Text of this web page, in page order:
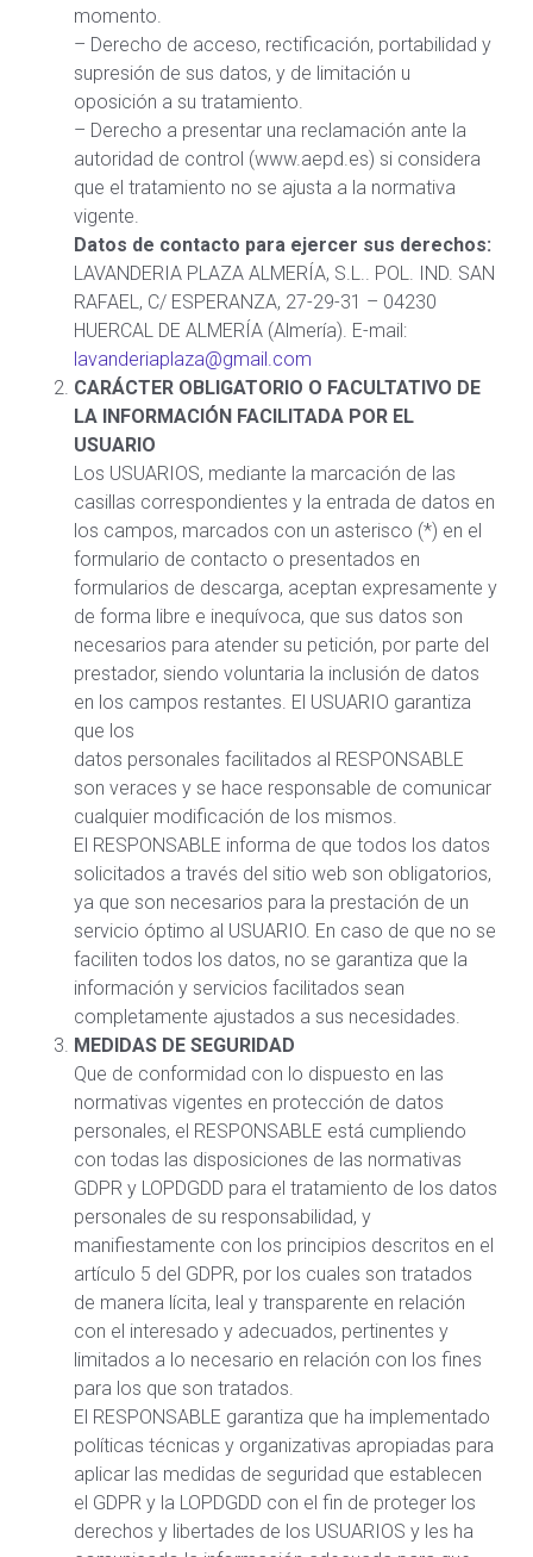
momento.
– Derecho de acceso, rectificación, portabilidad y
supresión de sus datos, y de limitación u
oposición a su tratamiento.
– Derecho a presentar una reclamación ante la
autoridad de control (www.aepd.es) si considera
que el tratamiento no se ajusta a la normativa
vigente.
Datos de contacto para ejercer sus derechos:
LAVANDERIA PLAZA ALMERÍA, S.L.. POL. IND. SAN
RAFAEL, C/ ESPERANZA, 27-29-31 – 04230
HUERCAL DE ALMERÍA (Almería). E-mail:
lavanderiaplaza@gmail.com
CARÁCTER OBLIGATORIO O FACULTATIVO DE
LA INFORMACIÓN FACILITADA POR EL
USUARIO
Los USUARIOS, mediante la marcación de las
casillas correspondientes y la entrada de datos en
los campos, marcados con un asterisco (*) en el
formulario de contacto o presentados en
formularios de descarga, aceptan expresamente y
de forma libre e inequívoca, que sus datos son
necesarios para atender su petición, por parte del
prestador, siendo voluntaria la inclusión de datos
en los campos restantes. El USUARIO garantiza
que los
datos personales facilitados al RESPONSABLE
son veraces y se hace responsable de comunicar
cualquier modificación de los mismos.
El RESPONSABLE informa de que todos los datos
solicitados a través del sitio web son obligatorios,
ya que son necesarios para la prestación de un
servicio óptimo al USUARIO. En caso de que no se
faciliten todos los datos, no se garantiza que la
información y servicios facilitados sean
completamente ajustados a sus necesidades.
MEDIDAS DE SEGURIDAD
Que de conformidad con lo dispuesto en las
normativas vigentes en protección de datos
personales, el RESPONSABLE está cumpliendo
con todas las disposiciones de las normativas
GDPR y LOPDGDD para el tratamiento de los datos
personales de su responsabilidad, y
manifiestamente con los principios descritos en el
artículo 5 del GDPR, por los cuales son tratados
de manera lícita, leal y transparente en relación
con el interesado y adecuados, pertinentes y
limitados a lo necesario en relación con los fines
para los que son tratados.
El RESPONSABLE garantiza que ha implementado
políticas técnicas y organizativas apropiadas para
aplicar las medidas de seguridad que establecen
el GDPR y la LOPDGDD con el fin de proteger los
derechos y libertades de los USUARIOS y les ha